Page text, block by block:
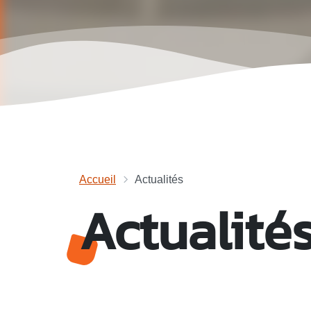
Accueil Actualités